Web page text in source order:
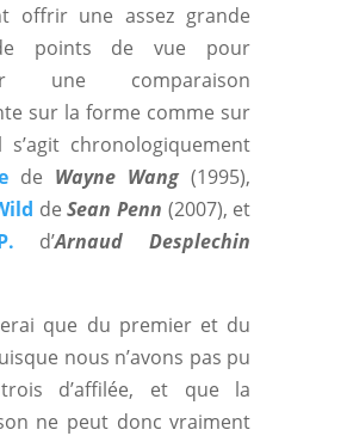
offrir une assez grande
points de vue pour
une comparaison
sur la forme comme sur
chronologiquement
de Wayne Wang(1995),
deSean Penn (2007), et
d’Arnaud Desplechin
que du premier et du
nous n’avons pas pu
d’affilée, et que la
ne peut donc vraiment